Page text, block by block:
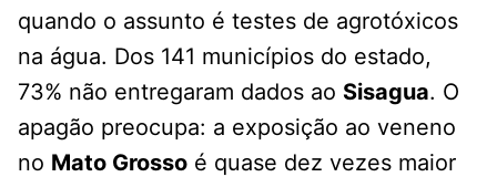
quando o assunto é testes de agrotóxicos
na água. Dos 141 municípios do estado,
73% não entregaram dados ao Sisagua. O
apagão preocupa: a exposição ao veneno
no Mato Grosso é quase dez vezes maior